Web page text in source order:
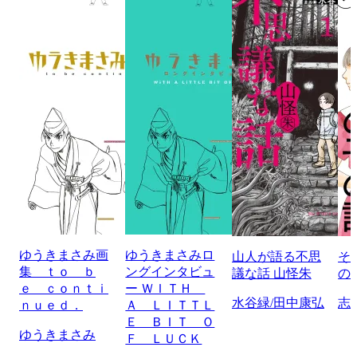
ゆうきまさみ画
集 ｔｏ ｂ
ｅ ｃｏｎｔｉ
ｎｕｅｄ．
ゆうきまさみ
ゆうきまさみロ
ングインタビュ
ー ＷＩＴＨ
Ａ ＬＩＴＴＬ
Ｅ ＢＩＴ Ｏ
Ｆ ＬＵＣＫ
山人が語る不思
議な話 山怪朱
水谷緑/田中康弘
そ
の
志